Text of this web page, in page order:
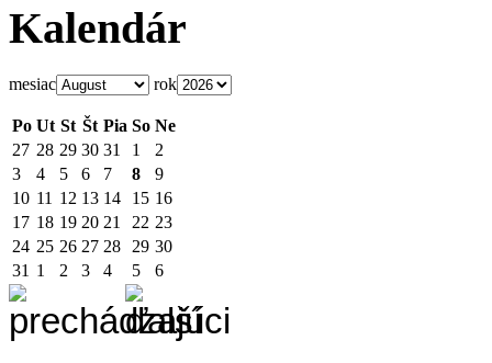
Kalendár
mesiac rok
Po Ut St Št Pia So Ne
27 28 29 30 31 1
2
3
4 5 6 7 8
9
10 11 12 13 14 15 16
17 18 19 20 21 22 23
24 25 26 27 28 29 30
31 1 2 3 4 5 6